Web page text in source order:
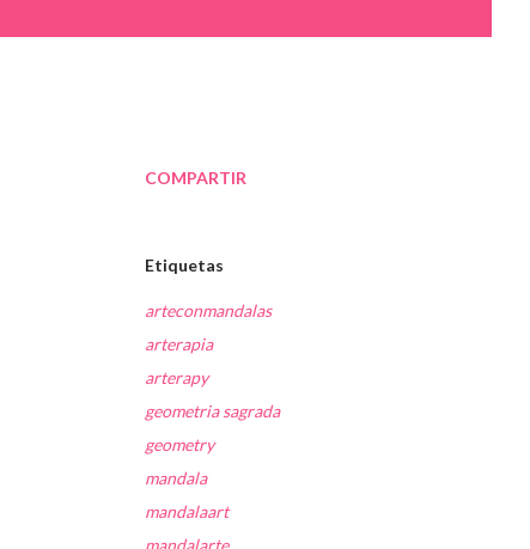
COMPARTIR
Etiquetas
arteconmandalas
arterapia
arterapy
geometria sagrada
geometry
mandala
mandalaart
mandalarte